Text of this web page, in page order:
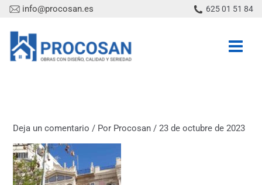
contenido
info@procosan.es 625 01 51 84
Deja un comentario / Por Procosan/23 de octubre de 2023